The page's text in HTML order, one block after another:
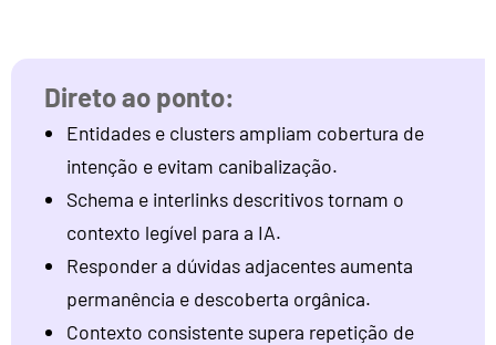
Entidades e clusters ampliam cobertura de
intenção e evitam canibalização.
Schema e interlinks descritivos tornam o
contexto legível para a IA.
Responder a dúvidas adjacentes aumenta
permanência e descoberta orgânica.
Contexto consistente supera repetição de